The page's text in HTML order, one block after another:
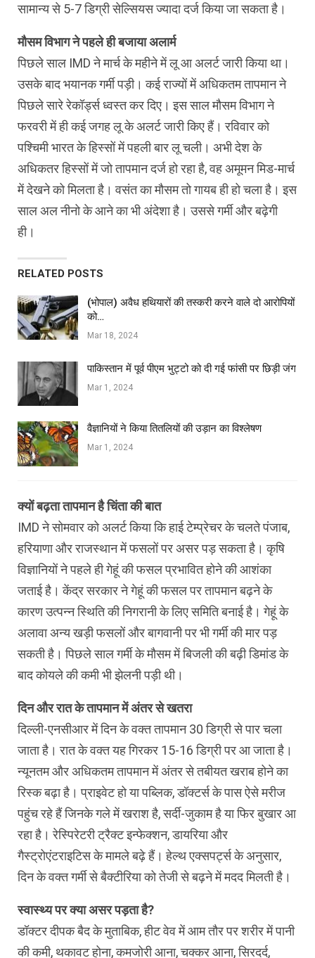
सामान्‍य से 5-7 डिग्री सेल्सियस ज्‍यादा दर्ज किया जा सकता है।
मौसम विभाग ने पहले ही बजाया अलार्म
पिछले साल IMD ने मार्च के महीने में लू आ अलर्ट जारी किया था।
उसके बाद भयानक गर्मी पड़ी। कई राज्‍यों में अधिकतम तापमान ने
पिछले सारे रेकॉर्ड्स ध्‍वस्‍त कर दिए। इस साल मौसम विभाग ने
फरवरी में ही कई जगह लू के अलर्ट जारी किए हैं। रविवार को
पश्चिमी भारत के हिस्‍सों में पहली बार लू चली। अभी देश के
अधिकतर हिस्‍सों में जो तापमान दर्ज हो रहा है, वह अमूमन मिड-मार्च
में देखने को मिलता है। वसंत का मौसम तो गायब ही हो चला है। इस
साल अल नीनो के आने का भी अंदेशा है। उससे गर्मी और बढ़ेगी
ही।
RELATED POSTS
(भोपाल) अवैध हथियारों की तस्करी करने वाले दो आरोपियों
को…
Mar 18, 2024
पाकिस्तान में पूर्व पीएम भुट्टो को दी गई फांसी पर छिड़ी जंग
Mar 1, 2024
वैज्ञानियों ने किया तितलियों की उड़ान का विश्लेषण
Mar 1, 2024
क्‍यों बढ़ता तापमान है चिंता की बात
IMD ने सोमवार को अलर्ट किया कि हाई टेम्‍प्रेचर के चलते पंजाब,
हरियाणा और राजस्थान में फसलों पर असर पड़ सकता है। कृषि
विज्ञानियों ने पहले ही गेहूं की फसल प्रभावित होने की आशंका
जताई है। केंद्र सरकार ने गेहूं की फसल पर तापमान बढ़ने के
कारण उत्पन्न स्थिति की निगरानी के लिए समिति बनाई है। गेहूं के
अलावा अन्‍य खड़ी फसलों और बागवानी पर भी गर्मी की मार पड़
सकती है। पिछले साल गर्मी के मौसम में बिजली की बढ़ी डिमांड के
बाद कोयले की कमी भी झेलनी पड़ी थी।
दिन और रात के तापमान में अंतर से खतरा
दिल्‍ली-एनसीआर में दिन के वक्‍त तापमान 30 डिग्री से पार चला
जाता है। रात के वक्‍त यह गिरकर 15-16 डिग्री पर आ जाता है।
न्‍यूनतम और अधिकतम तापमान में अंतर से तबीयत खराब होने का
रिस्‍क बढ़ा है। प्राइवेट हो या पब्लिक, डॉक्‍टर्स के पास ऐसे मरीज
पहुंच रहे हैं जिनके गले में खराश है, सर्दी-जुकाम है या फिर बुखार आ
रहा है। रेस्पिरेटरी ट्रैक्‍ट इन्‍फेक्‍शन, डायरिया और
गैस्ट्रोएंटराइटिस के मामले बढ़े हैं। हेल्‍थ एक्‍सपर्ट्स के अनुसार,
दिन के वक्‍त गर्मी से बैक्‍टीरिया को तेजी से बढ़ने में मदद मिलती है।
स्वास्थ्य पर क्या असर पड़ता है?
डॉक्टर दीपक बैद के मुताबिक, हीट वेव में आम तौर पर शरीर में पानी
की कमी, थकावट होना, कमजोरी आना, चक्कर आना, सिरदर्द,